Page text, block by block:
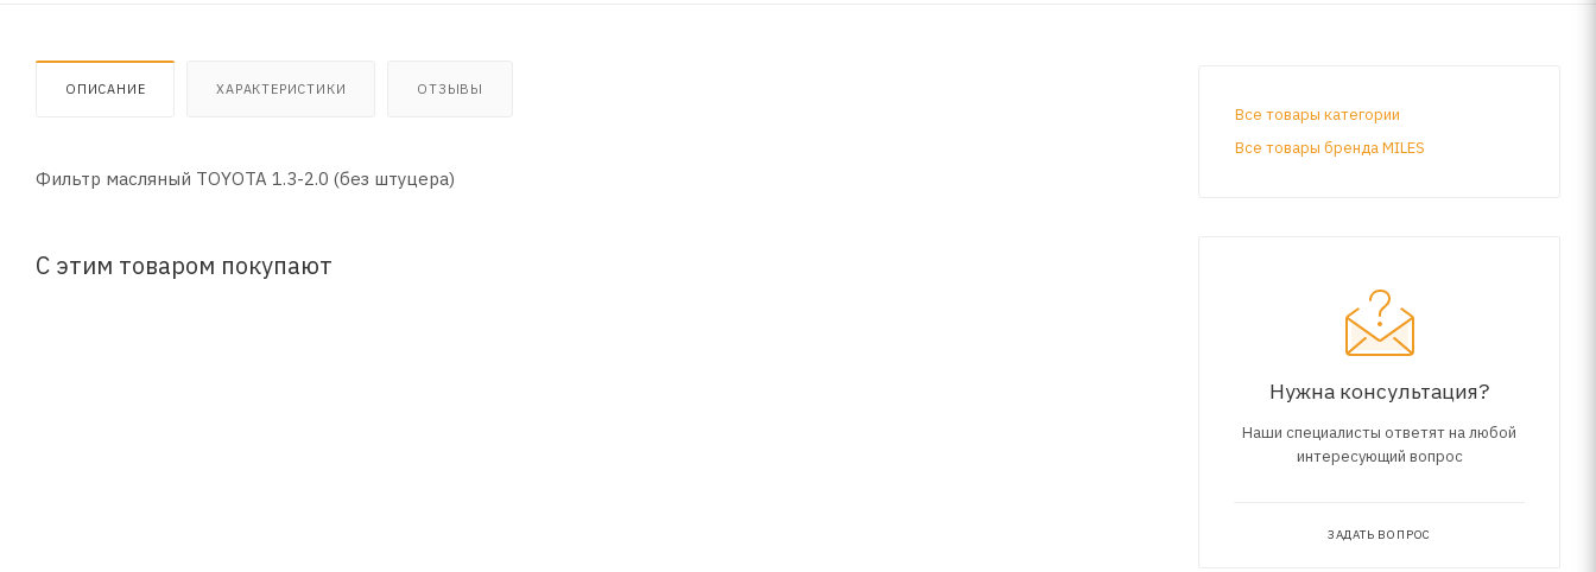
ОПИСАНИЕ ХАРАКТЕРИСТИКИ ОТЗЫВЫ
Фильтр масляный TOYOTA 1.3-2.0 (без штуцера)
С этим товаром покупают
Все товары категории
Все товары бренда MILES
Нужна консультация?
Наши специалисты ответят на любой
интересующий вопрос
ЗАДАТЬ ВОПРОС